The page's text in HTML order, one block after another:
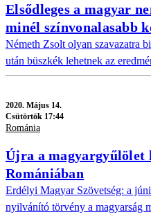
Elsődleges a magyar
minél színvonalasabb
Németh Zsolt olyan szavazatra
után büszkék lehetnek az
2020. Május 14.
Csütörtök 17:44
Románia
Újra a magyargyűlölet
Romániában
Erdélyi Magyar Szövetség: a
nyilvánító törvény a magyarság